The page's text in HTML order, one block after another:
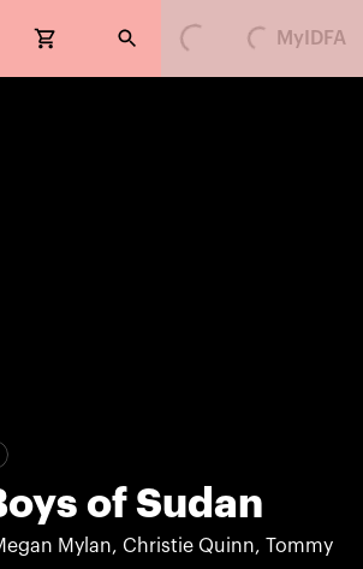
Loading... Loading...MyIDFA
of Sudan
Mylan, Christie Quinn, Tommy